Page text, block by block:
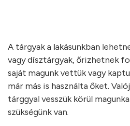
A tárgyak a lakásunkban
vagy dísztárgyak, őrizhetnek
saját magunk vettük vagy
már más is használta őket.
tárggyal vesszük körül
szükségünk van.